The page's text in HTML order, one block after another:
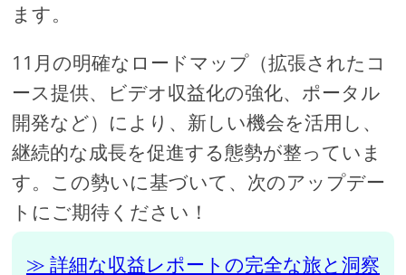
ます。
11月の明確なロードマップ（拡張されたコ
ース提供、ビデオ収益化の強化、ポータル
開発など）により、新しい機会を活用し、
継続的な成長を促進する態勢が整っていま
す。この勢いに基づいて、次のアップデー
トにご期待ください！
詳細な収益レポートの完全な旅と洞察